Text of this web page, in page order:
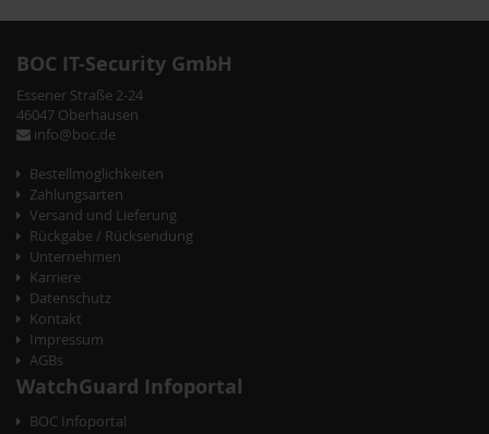
Ende
der
Bildergalerie
springen
Anfang
der
Bildergalerie
springen
BOC IT-Security GmbH
Essener Straße 2-24
46047 Oberhausen
info@boc.de
Bestellmöglichkeiten
Zahlungsarten
Versand und Lieferung
Rückgabe / Rücksendung
Unternehmen
Karriere
Datenschutz
Kontakt
Impressum
AGBs
WatchGuard Infoportal
BOC Infoportal